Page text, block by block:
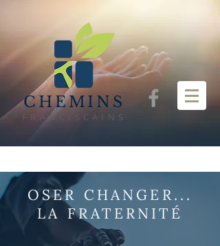
CHEMINS
FRANCISCAINS
OSER CHANGER...
LA FRATERNITÉ